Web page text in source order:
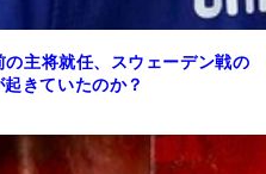
の主将就任、スウェーデン戦の
きていたのか？